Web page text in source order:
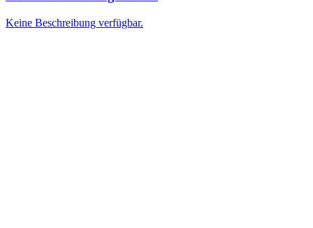
Keine Beschreibung verfügbar.